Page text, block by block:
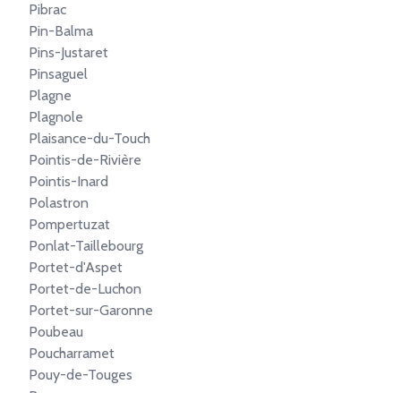
Pibrac
Pin-Balma
Pins-Justaret
Pinsaguel
Plagne
Plagnole
Plaisance-du-Touch
Pointis-de-Rivière
Pointis-Inard
Polastron
Pompertuzat
Ponlat-Taillebourg
Portet-d'Aspet
Portet-de-Luchon
Portet-sur-Garonne
Poubeau
Poucharramet
Pouy-de-Touges